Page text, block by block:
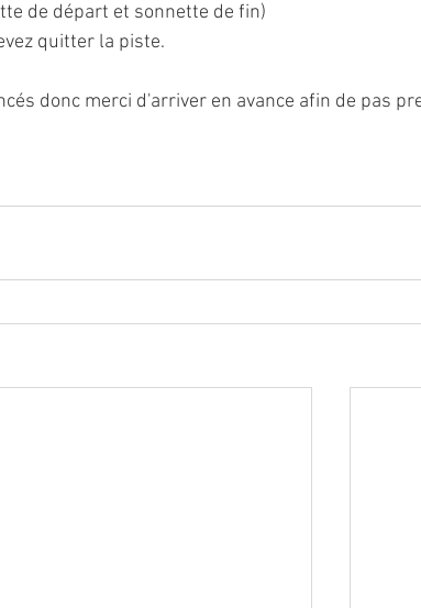
de départ et sonnette de fin)
quitter la piste.
donc merci d'arriver en avance afin de pas